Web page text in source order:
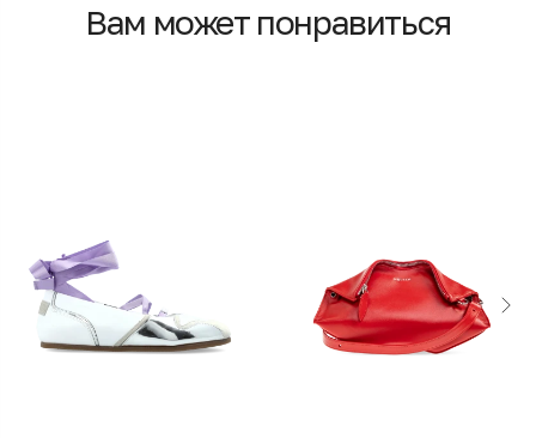
Вам может понравиться